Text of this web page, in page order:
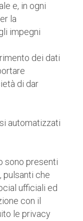
e, in ogni
la
impegni
dei dati
di dar
automatizzati
sono presenti
pulsanti che
ufficiali ed
con il
le privacy